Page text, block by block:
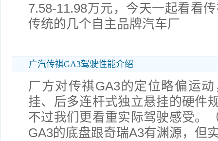
7.58-11.98万元，今天一起看看
传统的几个自主品牌汽车厂
广汽传祺GA3驾驶性能介绍
厂方对传祺GA3的定位略偏运
挂、后多连杆式独立悬挂的硬件
不过我们更看重实际驾驶感受。
GA3的底盘跟奇瑞A3有渊源，但